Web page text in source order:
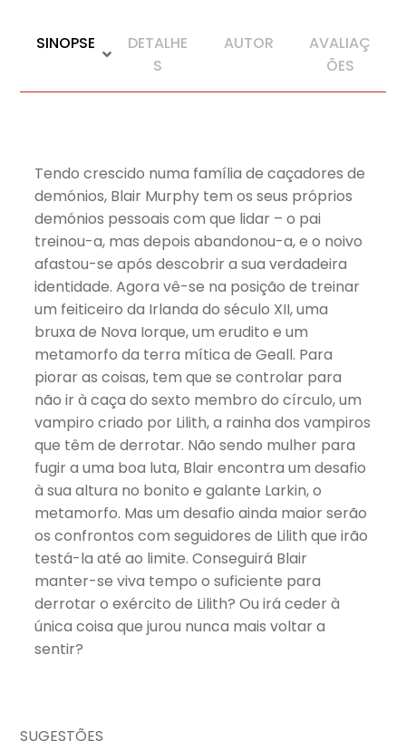
SINOPSE
DETALHE
S
AUTOR
AVALIAÇ
ÕES
Tendo crescido numa família de caçadores de
demónios, Blair Murphy tem os seus próprios
demónios pessoais com que lidar – o pai
treinou-a, mas depois abandonou-a, e o noivo
afastou-se após descobrir a sua verdadeira
identidade. Agora vê-se na posição de treinar
um feiticeiro da Irlanda do século XII, uma
bruxa de Nova Iorque, um erudito e um
metamorfo da terra mítica de Geall. Para
piorar as coisas, tem que se controlar para
não ir à caça do sexto membro do círculo, um
vampiro criado por Lilith, a rainha dos vampiros
que têm de derrotar. Não sendo mulher para
fugir a uma boa luta, Blair encontra um desafio
à sua altura no bonito e galante Larkin, o
metamorfo. Mas um desafio ainda maior serão
os confrontos com seguidores de Lilith que irão
testá-la até ao limite. Conseguirá Blair
manter-se viva tempo o suficiente para
derrotar o exército de Lilith? Ou irá ceder à
única coisa que jurou nunca mais voltar a
sentir?
SUGESTÕES